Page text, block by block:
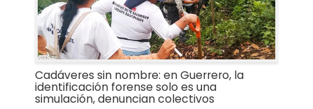
Cadáveres sin nombre: en Guerrero, la
identificación forense solo es una
simulación, denuncian colectivos